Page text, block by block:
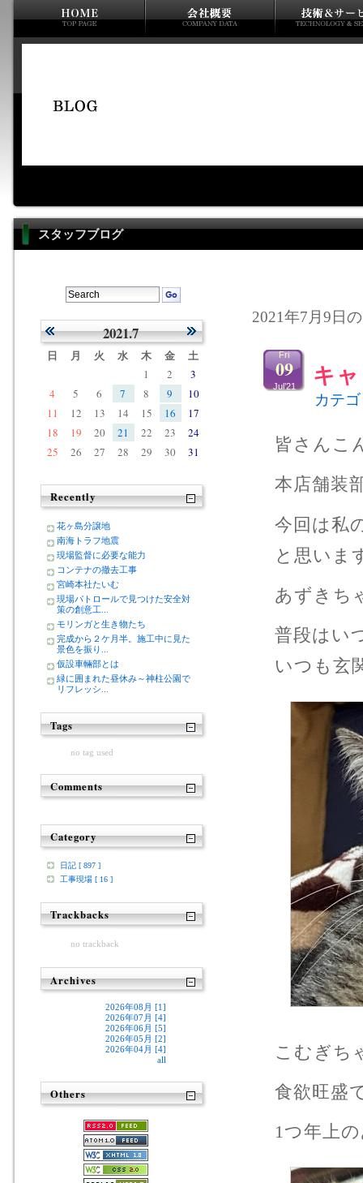
スタッフブログ
2021年7月9日
キ
Fri
09
Jul’21
カテ
皆さんこ
本店舗装
今回は私
と思いま
あずきち
普段はい
いつも玄
こむぎち
食欲旺盛
1つ年上
2021.7
日 月 火 水 木 金 土
1 2
3
4
5 6 7 8 9
10
11
12 13 14 15 16
17
18
19 20 21 22 23
24
25
26 27 28 29 30 31
Recently
花ヶ島分譲地
南海トラフ地震
現場監督に必要な能力
コンテナの撤去工事
宮崎本社たいむ
現場パトロールで見つけた安全対
策の創意工...
モリンガと生き物たち
完成から２ケ月半。施工中に見た
景色を振り...
仮設車輛部とは
緑に囲まれた昼休み～神柱公園で
リフレッシ...
Tags
no tag used
Comments
Category
日記 [ 897 ]
工事現場 [ 16 ]
Trackbacks
no trackback
Archives
2026年08月 [1]
2026年07月 [4]
2026年06月 [5]
2026年05月 [2]
2026年04月 [4]
all
Others